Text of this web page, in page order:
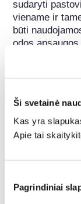
Ši svetainė
Kas yra
Apie tai
pasirinkimas
Pagrindiniai
sudaryti
viename ir
būti
odos
emulsiklių
molekulės
Tokiu būdu jie
iš tikrųjų
medžiagų,
dažnai
valymo
stabilumą.
pagerinti odos
laikomi